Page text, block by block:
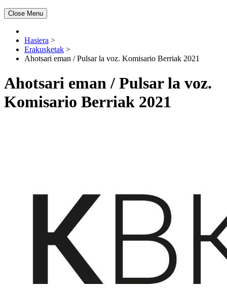
Close Menu
Hasiera >
Erakusketak >
Ahotsari eman / Pulsar la voz. Komisario Berriak 2021
Ahotsari eman / Pulsar la voz.
Komisario Berriak 2021